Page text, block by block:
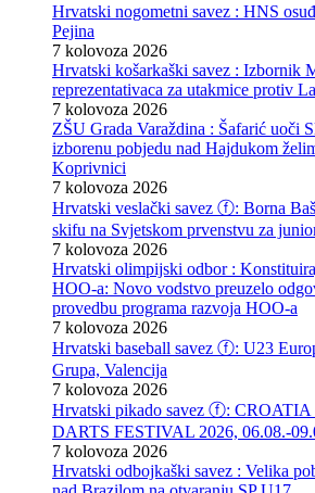
Hrvatski nogometni savez : HNS
Pejina
7 kolovoza 2026
Hrvatski košarkaški savez : Izbornik
reprezentativaca za utakmice protiv
7 kolovoza 2026
ZŠU Grada Varaždina : Šafarić uoči
izborenu pobjedu nad Hajdukom
Koprivnici
7 kolovoza 2026
Hrvatski veslački savez ⓕ: Borna
skifu na Svjetskom prvenstvu za
7 kolovoza 2026
Hrvatski olimpijski odbor :
HOO-a: Novo vodstvo preuzelo
provedbu programa razvoja HOO-a
7 kolovoza 2026
Hrvatski baseball savez ⓕ: U23
Grupa, Valencija
7 kolovoza 2026
Hrvatski pikado savez ⓕ:
DARTS FESTIVAL 2026, 06.08.-
7 kolovoza 2026
Hrvatski odbojkaški savez : Velika